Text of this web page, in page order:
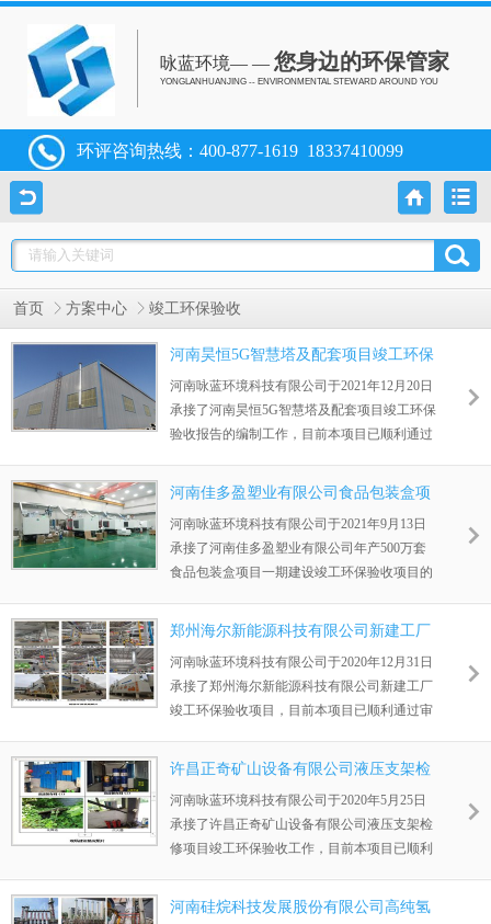
咏蓝环境— —您身边的环保管家
YONGLANHUANJING -- ENVIRONMENTAL STEWARD AROUND YOU
环评咨询热线： 400-877-161918337410099
首页 方案中心 竣工环保验收
河南昊恒5G智慧塔及配套项目竣工环保
验收
河南咏蓝环境科技有限公司于2021年12月20日
承接了河南昊恒5G智慧塔及配套项目竣工环保
验收报告的编制工作，目前本项目已顺利通过
河南佳多盈塑业有限公司食品包装盒项
目竣工环保验收
河南咏蓝环境科技有限公司于2021年9月13日
承接了河南佳多盈塑业有限公司年产500万套
食品包装盒项目一期建设竣工环保验收项目的
郑州海尔新能源科技有限公司新建工厂
竣工环保验收
河南咏蓝环境科技有限公司于2020年12月31日
承接了郑州海尔新能源科技有限公司新建工厂
竣工环保验收项目，目前本项目已顺利通过审
许昌正奇矿山设备有限公司液压支架检
修项目竣工环保验收
河南咏蓝环境科技有限公司于2020年5月25日
承接了许昌正奇矿山设备有限公司液压支架检
修项目竣工环保验收工作，目前本项目已顺利
河南硅烷科技发展股份有限公司高纯氢